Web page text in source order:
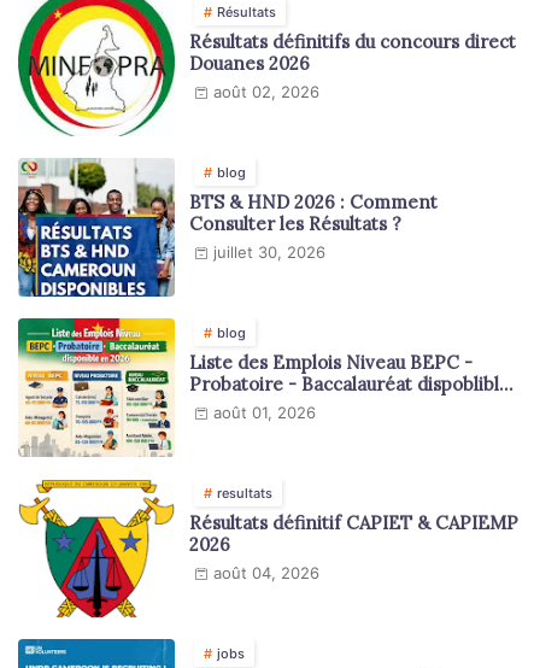
Résultats
Résultats définitifs du concours direct
Douanes 2026
août 02, 2026
blog
BTS & HND 2026 : Comment
Consulter les Résultats ?
juillet 30, 2026
blog
Liste des Emplois Niveau BEPC -
Probatoire - Baccalauréat dispoblible
en 2026
août 01, 2026
resultats
Résultats définitif CAPIET & CAPIEMP
2026
août 04, 2026
jobs